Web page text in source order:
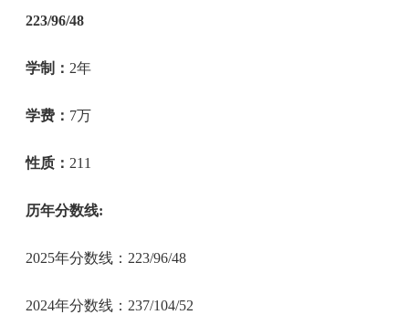
223/96/48
学制： 2年
学费： 7万
性质： 211
历年分数线:
2025年分数线：223/96/48
2024年分数线：237/104/52